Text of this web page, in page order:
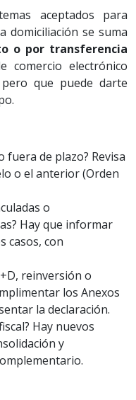
aceptados para
domiciliación se suma
o por transferencia
comercio electrónico
que puede darte
fuera de plazo? Revisa
o el anterior (Orden
o
Hay que informar
casos, con
reinversión o
los Anexos
la declaración.
Hay nuevos
y